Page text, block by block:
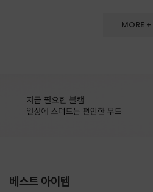
MORE +
베스트 아이템